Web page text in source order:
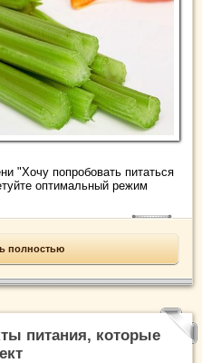
"Хочу попробовать питаться
оптимальный режим
полностью
питания, которые